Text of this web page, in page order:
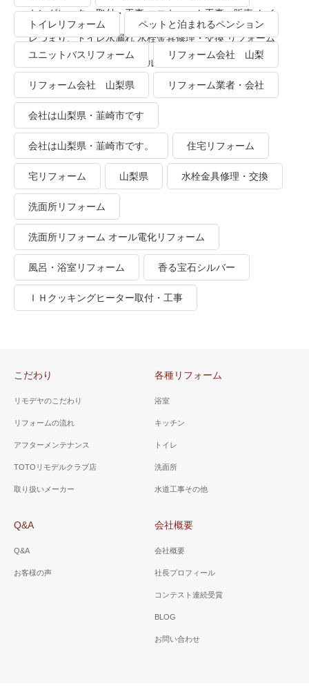
キングヒーター取付・工事 エコキュート工事・販売 トイ
レつまり、トイレ水漏れ 水栓金具修理・交換 リフォーム
業者・会社 ＴＯＴＯリモデルクラブ
トイレリフォーム ペットと泊まれるペンション
ユニットバスリフォーム リフォーム会社 山梨
リフォーム会社 山梨県 リフォーム業者・会社
会社は山梨県・韮崎市です
会社は山梨県・韮崎市です。 住宅リフォーム
宅リフォーム 山梨県 水栓金具修理・交換
洗面所リフォーム
洗面所リフォーム オール電化リフォーム
風呂・浴室リフォーム 香る宝石シルバー
ＩＨクッキングヒーター取付・工事
こだわり
リモデヤのこだわり
リフォームの流れ
アフターメンテナンス
TOTOリモデルクラブ店
取り扱いメーカー
各種リフォーム
浴室
キッチン
トイレ
洗面所
水道工事その他
Q&A
Q&A
お客様の声
会社概要
会社概要
社長プロフィール
コンテスト連続受賞
BLOG
お問い合わせ